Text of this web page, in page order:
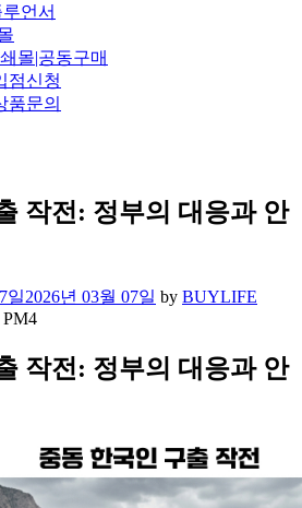
언서
몰|공동구매
점신청
품문의
작전: 정부의 대응과 안
일2026년 03월 07일 by BUYLIFE
작전: 정부의 대응과 안